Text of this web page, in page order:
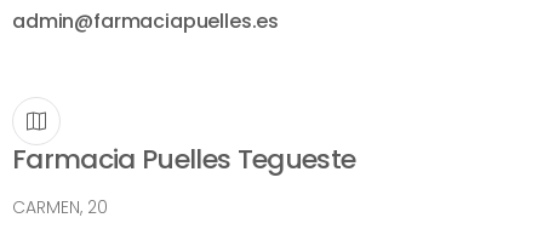
admin@farmaciapuelles.es
Farmacia Puelles Tegueste
CARMEN, 20